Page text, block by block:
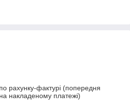
рахунку-фактурі (попередня
накладеному платежі)